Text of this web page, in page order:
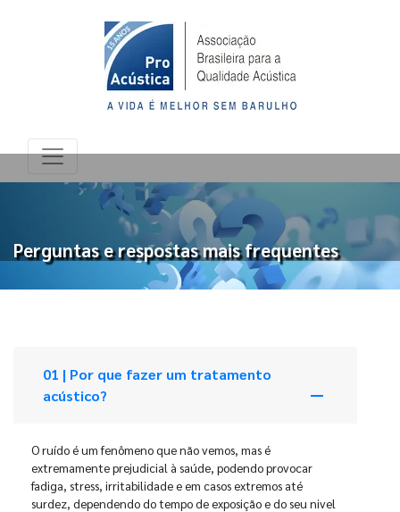
Perguntas e respostas mais frequentes
01 | Por que fazer um tratamento
acústico?
remove
O ruído é um fenômeno que não vemos, mas é
extremamente prejudicial à saúde, podendo provocar
fadiga, stress, irritabilidade e em casos extremos até
surdez, dependendo do tempo de exposição e do seu nivel